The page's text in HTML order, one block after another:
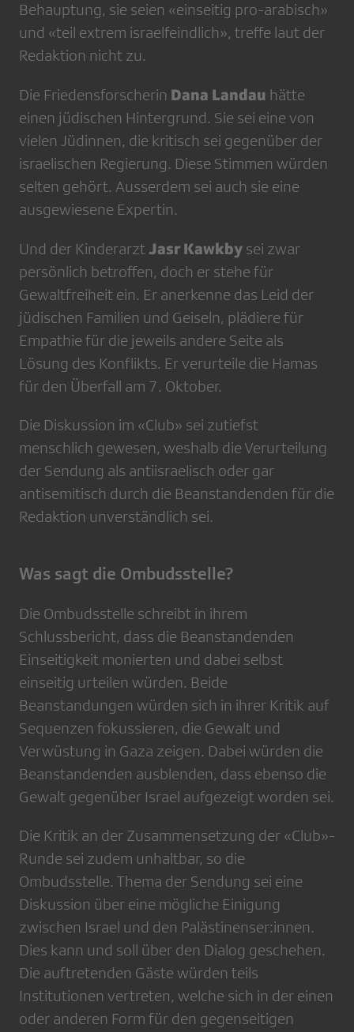
Behauptung, sie seien «einseitig pro-arabisch»
und «teil extrem israelfeindlich», treffe laut der
Redaktion nicht zu.
Die Friedensforscherin Dana Landau hätte
einen jüdischen Hintergrund. Sie sei eine von
vielen Jüdinnen, die kritisch sei gegenüber der
israelischen Regierung. Diese Stimmen würden
selten gehört. Ausserdem sei auch sie eine
ausgewiesene Expertin.
Und der Kinderarzt Jasr Kawkby sei zwar
persönlich betroffen, doch er stehe für
Gewaltfreiheit ein. Er anerkenne das Leid der
jüdischen Familien und Geiseln, plädiere für
Empathie für die jeweils andere Seite als
Lösung des Konflikts. Er verurteile die Hamas
für den Überfall am 7. Oktober.
Die Diskussion im «Club» sei zutiefst
menschlich gewesen, weshalb die Verurteilung
der Sendung als antiisraelisch oder gar
antisemitisch durch die Beanstandenden für die
Redaktion unverständlich sei.
Was sagt die Ombudsstelle?
Die Ombudsstelle schreibt in ihrem
Schlussbericht, dass die Beanstandenden
Einseitigkeit monierten und dabei selbst
einseitig urteilen würden. Beide
Beanstandungen würden sich in ihrer Kritik auf
Sequenzen fokussieren, die Gewalt und
Verwüstung in Gaza zeigen. Dabei würden die
Beanstandenden ausblenden, dass ebenso die
Gewalt gegenüber Israel aufgezeigt worden sei.
Die Kritik an der Zusammensetzung der «Club»-
Runde sei zudem unhaltbar, so die
Ombudsstelle. Thema der Sendung sei eine
Diskussion über eine mögliche Einigung
zwischen Israel und den Palästinenser:innen.
Dies kann und soll über den Dialog geschehen.
Die auftretenden Gäste würden teils
Institutionen vertreten, welche sich in der einen
oder anderen Form für den gegenseitigen